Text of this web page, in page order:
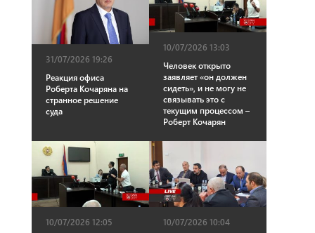
31/07/2026 19:26
Реакция офиса
Роберта Кочаряна на
странное решение
суда
10/07/2026 13:03
Человек открыто
заявляет «он должен
сидеть», и не могу не
связывать это с
текущим процессом –
Роберт Кочарян
10/07/2026 12:05
10/07/2026 10:04